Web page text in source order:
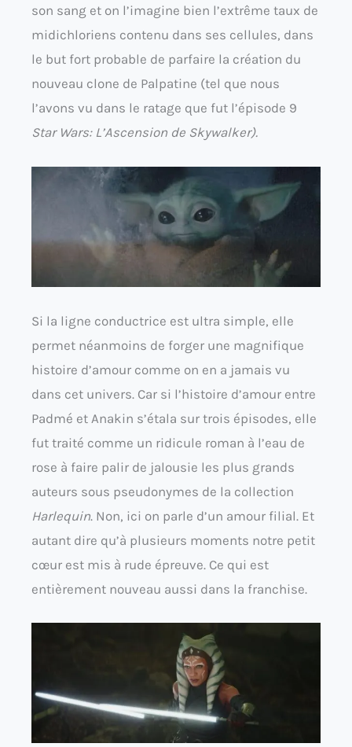
son sang et on l’imagine bien l’extrême taux de
midichloriens contenu dans ses cellules, dans
le but fort probable de parfaire la création du
nouveau clone de Palpatine (tel que nous
l’avons vu dans le ratage que fut l’épisode 9
Star Wars: L’Ascension de Skywalker).
Si la ligne conductrice est ultra simple, elle
permet néanmoins de forger une magnifique
histoire d’amour comme on en a jamais vu
dans cet univers. Car si l’histoire d’amour entre
Padmé et Anakin s’étala sur trois épisodes, elle
fut traité comme un ridicule roman à l’eau de
rose à faire palir de jalousie les plus grands
auteurs sous pseudonymes de la collection
Harlequin. Non, ici on parle d’un amour filial. Et
autant dire qu’à plusieurs moments notre petit
cœur est mis à rude épreuve. Ce qui est
entièrement nouveau aussi dans la franchise.